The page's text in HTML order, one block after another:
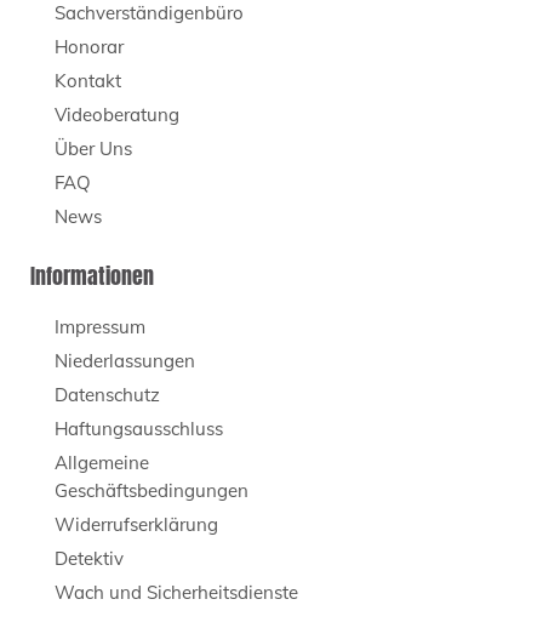
Sachverständigenbüro
Honorar
Kontakt
Videoberatung
Über Uns
FAQ
News
Informationen
Impressum
Niederlassungen
Datenschutz
Haftungsausschluss
Allgemeine
Geschäftsbedingungen
Widerrufserklärung
Detektiv
Wach und Sicherheitsdienste